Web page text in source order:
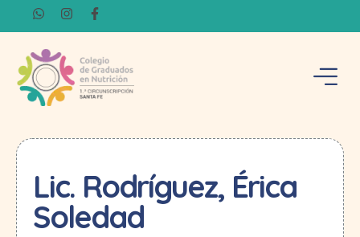
Lic. Rodríguez, Érica
Soledad